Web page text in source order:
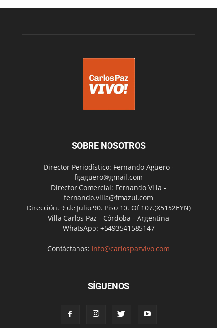
SOBRE NOSOTROS
Director Periodístico: Fernando Agüero -
fgaguero@gmail.com
Director Comercial: Fernando Villa -
fernando.villa@fmazul.com
Dirección: 9 de Julio 90. Piso 10. Of 107.(X5152EYN)
Villa Carlos Paz - Córdoba - Argentina
WhatsApp: +5493541585147
Contáctanos: info@carlospazvivo.com
SÍGUENOS